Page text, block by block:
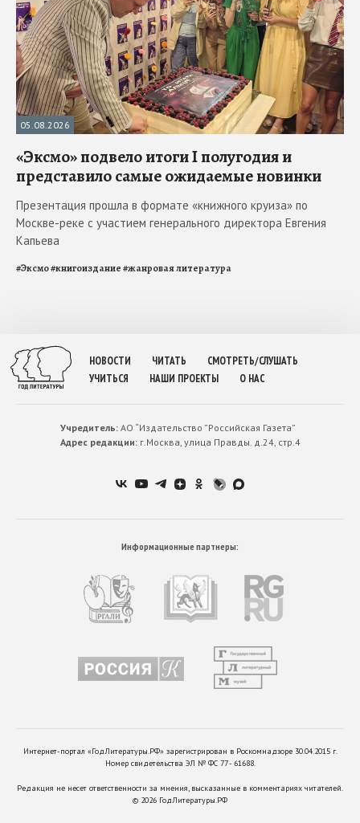
05.08.2026
«Эксмо» подвело итоги I полугодия и
представило самые ожидаемые новинки
Презентация прошла в формате «книжного круиза» по
Москве-реке с участием генерального директора Евгения
Капьева
#Эксмо#книгоиздание#жанровая литература
НОВОСТИ ЧИТАТЬ
СМОТРЕТЬ/СЛУШАТЬ
УЧИТЬСЯ
НАШИ ПРОЕКТЫ О НАС
Учредитель:АО “Издательство ”Российская Газета”
Адрес редакции:г.Москва, улица Правды. д.24, стр.4
Информационные партнеры:
Интернет-портал «ГодЛитературы.РФ» зарегистрирован в Роскомнадзоре 30.04.2015 г.
Номер свидетельства ЭЛ № ФС 77 - 61688.
Редакция не несет ответственности за мнения, высказанные в комментариях читателей.
© 2026 ГодЛитературы.РФ